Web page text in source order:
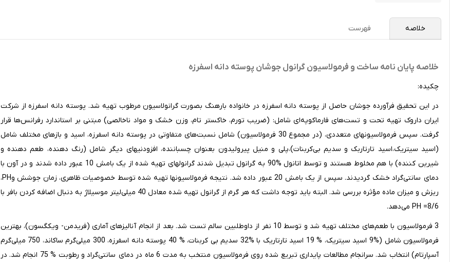
خلاصه فهرست
خلاصه پایان نامه ساخت و فرمولاسیون گرانول جوشان پوسته دانه اسفرزه
چکیده:
در این تحقیق فرآورده جوشان حاصل از پوسته دانه اسفرزه در خانواده بارهنگ بصورت گرانولاسیون مرطوب تهیه شد. پوسته دانه اسفرزه از شرکت
ایران داروک تهیه تحت و تست‌های فارماکوپه‌ای شامل: (ضریب تورم، خاکستر تام، وزن خشک و مواد ناخالصی) مبتنی بر استاندارد رفرانس‌ها قرار
گرفت. سپس فرمولاسیونهای متعددی، (در مجموع 30 فرمولاسیون) شامل نسبت‌های متفاوتی در پوسته‌ دانه اسفرزه، اسید و بازهای مختلف شامل
(اسید سیتریک،‌اسید تارتاربک و سدیم بی‌کربنات)،‌پلی و منیل پیرولیدون بعنوان چسباننده، افزودنیهای دیگر شامل (رنگ دهنده، طعم دهنده و
شیرین کننده)‌ با هم مخلوط هستند و توسط اتانول %90 به گرانول تبدیل شدند گرانولهای تهیه شده از یک بامش 10 عبور داده شدند و در آون با
دمای سانتی‌گراد خشک گردیدند. سپس از یک بامش 20 عبور داده شد. نتیجه فرمولاسیونها تهیه شده توسط خصوصیات ظاهری، زمان جوشش وPH،
ریزش و میزان ماده مؤثره بررسی شد. البته باید توجه داشت که هر گرم از گرانول تهیه شده معادل 40 میلی‌لیتر موسیلاژ به دنبال اضافه کردن بافر با
8/6= PH می‌دهد.
3 فرمولاسیون با طعم‌های مختلف تهیه شد و توسط 10 نفر از داوطلبین سالم تست شد. بعد از انجام آنالیز‌های آماری (فریدمن- ویکگسون)، بهترین
فرمولاسیون شامل (%9 اسید سیتریک، % 19 اسید تارتاریک با %32 سدیم بی کربنات، % 40 پوسته دانه اسفرزه، 300 میلی‌گرم ساکاند، 750 میلی‌گرم
آسپارتام) انتخاب شد. سرانجام مطالعات پایداری تبریع شده روی فرمولاسیون منتخب به مدت 6 ماه در دمای سانتی‌گراد و رطوبت % 75 انجام شد. در